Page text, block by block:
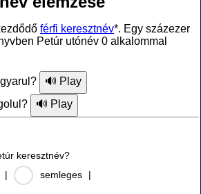
férfi keresztnév*. Egy százezer
Petúr utónév 0 alkalommal
keresztnév?
| semleges |